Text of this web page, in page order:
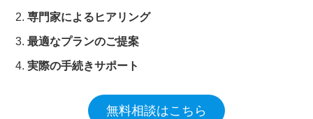
専門家によるヒアリング
最適なプランのご提案
実際の手続きサポート
無料相談はこちら